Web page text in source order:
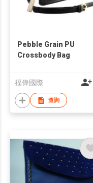
Pebble Grain PU
Crossbody Bag
福偉國際
查詢